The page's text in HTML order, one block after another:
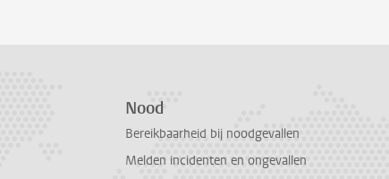
Nood
Bereikbaarheid bij noodgevallen
Melden incidenten en ongevallen